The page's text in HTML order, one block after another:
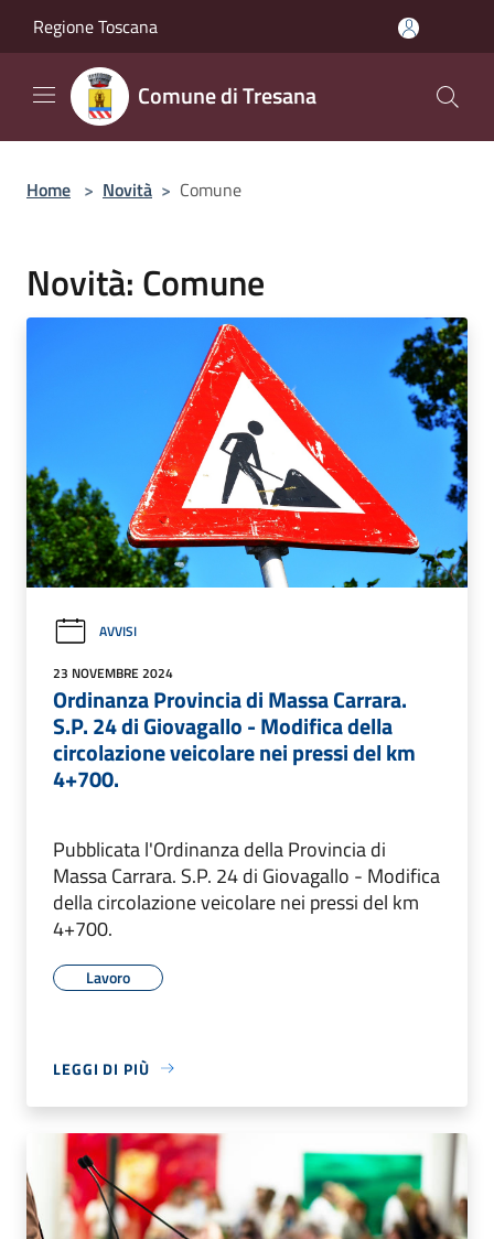
Regione Toscana
Comune di Tresana
Home > Novità > Comune
Novità: Comune
AVVISI
23 NOVEMBRE 2024
Ordinanza Provincia di Massa Carrara.
S.P. 24 di Giovagallo - Modifica della
circolazione veicolare nei pressi del km
4+700.
Pubblicata l'Ordinanza della Provincia di
Massa Carrara. S.P. 24 di Giovagallo - Modifica
della circolazione veicolare nei pressi del km
4+700.
Lavoro
LEGGI DI PIÙ